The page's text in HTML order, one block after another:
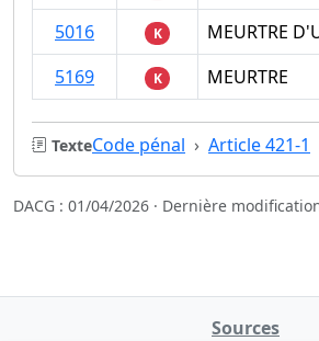
5016
K
MEURTRE
5169
K MEURTRE
TexteCode pénal Article 421-1
DACG : 01/04/2026 · Dernière
Sources